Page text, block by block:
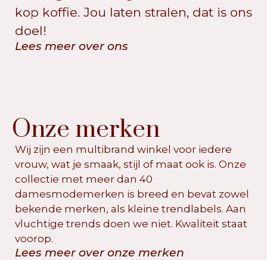
kop koffie. Jou laten stralen, dat is ons
doel!
Lees meer over ons
Onze merken
Wij zijn een multibrand winkel voor iedere
vrouw, wat je smaak, stijl of maat ook is. Onze
collectie met meer dan 40
damesmodemerken is breed en bevat zowel
bekende merken, als kleine trendlabels. Aan
vluchtige trends doen we niet. Kwaliteit staat
voorop.
Lees meer over onze merken